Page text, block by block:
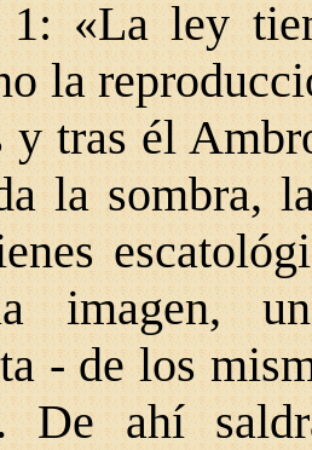
«La ley
la
y tras él
la sombra,
imagen,
- de los
De ahí